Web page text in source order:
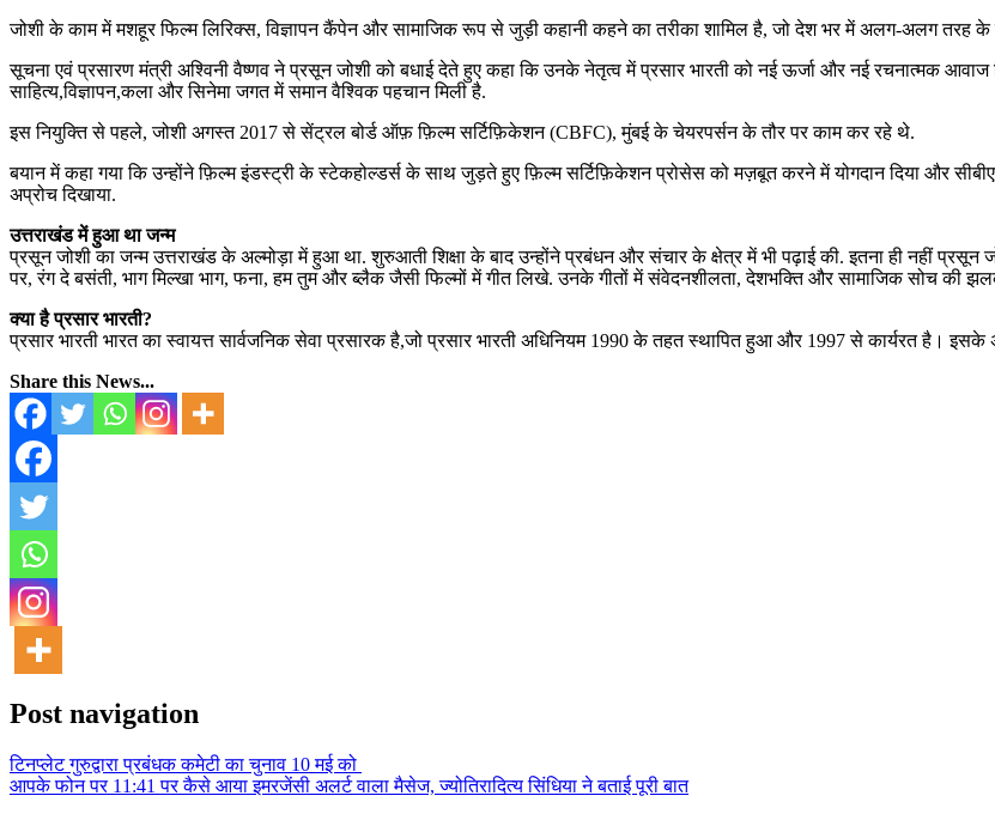
जोशी के काम में मशहूर फिल्म लिरिक्स, विज्ञापन कैंपेन और सामाजिक रूप से जुड़ी कहानी कहने का तरीका शामिल है, जो देश भर में अलग-अलग तरह के
सूचना एवं प्रसारण मंत्री अश्विनी वैष्णव ने प्रसून जोशी को बधाई देते हुए कहा कि उनके नेतृत्व में प्रसार भारती को नई ऊर्जा और नई रचनात्मक आवाज
साहित्य,विज्ञापन,कला और सिनेमा जगत में समान वैश्विक पहचान मिली है.
इस नियुक्ति से पहले, जोशी अगस्त 2017 से सेंट्रल बोर्ड ऑफ़ फ़िल्म सर्टिफ़िकेशन (CBFC), मुंबई के चेयरपर्सन के तौर पर काम कर रहे थे.
बयान में कहा गया कि उन्होंने फ़िल्म इंडस्ट्री के स्टेकहोल्डर्स के साथ जुड़ते हुए फ़िल्म सर्टिफ़िकेशन प्रोसेस को मज़बूत करने में योगदान दिया और
अप्रोच दिखाया.
उत्तराखंड में हुआ था जन्म
प्रसून जोशी का जन्म उत्तराखंड के अल्मोड़ा में हुआ था. शुरुआती शिक्षा के बाद उन्होंने प्रबंधन और संचार के क्षेत्र में भी पढ़ाई की. इतना ही नहीं प्रसून
पर, रंग दे बसंती, भाग मिल्खा भाग, फना, हम तुम और ब्लैक जैसी फिल्मों में गीत लिखे. उनके गीतों में संवेदनशीलता, देशभक्ति और सामाजिक सोच की
क्या है प्रसार भारती?
प्रसार भारती भारत का स्वायत्त सार्वजनिक सेवा प्रसारक है,जो प्रसार भारती अधिनियम 1990 के तहत स्थापित हुआ और 1997 से कार्यरत है।
Share this News...
Post navigation
टिनप्लेट गुरुद्वारा प्रबंधक कमेटी का चुनाव 10 मई को
आपके फोन पर 11:41 पर कैसे आया इमरजेंसी अलर्ट वाला मैसेज, ज्योतिरादित्य सिंधिया ने बताई पूरी बात